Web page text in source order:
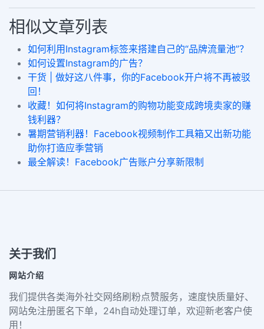
相似文章列表
如何利用Instagram标签来搭建自己的“品牌流量池”？
如何设置Instagram的广告？
干货 | 做好这八件事，你的Facebook开户将不再被驳
回！
收藏！如何将Instagram的购物功能变成跨境卖家的赚
钱利器？
暑期营销利器！Facebook视频制作工具箱又出新功能
助你打造应季营销
最全解读！Facebook广告账户分享新限制
关于我们
网站介绍
我们提供各类海外社交网络刷粉点赞服务，速度快质量好、
网站免注册匿名下单，24h自动处理订单，欢迎新老客户使
用！